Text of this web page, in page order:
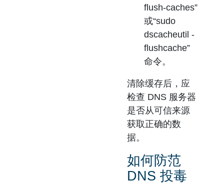
flush-caches”
或“sudo
dscacheutil -
flushcache”
命令。
清除缓存后，应
检查 DNS 服务器
是否从可信来源
获取正确的数
据。
如何防范
DNS 投毒